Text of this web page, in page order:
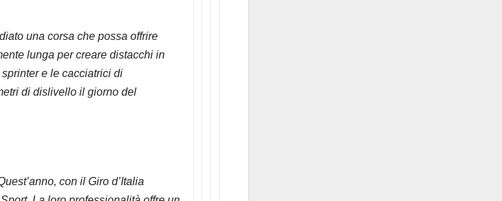
una corsa che possa offrire
lunga per creare distacchi in
e le cacciatrici di
di dislivello il giorno del
con il Giro d’Italia